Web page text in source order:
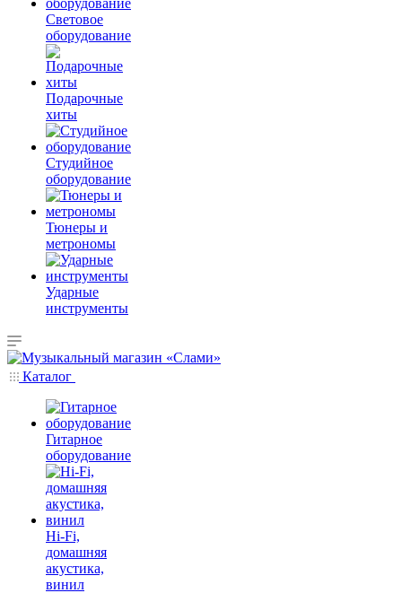
Световое
оборудование
Подарочные
хиты
Студийное
оборудование
Тюнеры и
метрономы
Ударные
инструменты
Каталог
Гитарное
оборудование
Hi-Fi,
домашняя
акустика,
винил